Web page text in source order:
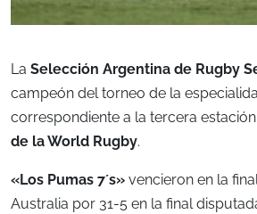
La Selección Argentina de Rugby
campeón del torneo de la
correspondiente a la tercera
de la World Rugby.
«Los Pumas 7´s» vencieron en la
Australia por 31-5 en la final